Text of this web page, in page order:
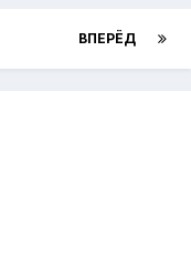
ВПЕРЁД